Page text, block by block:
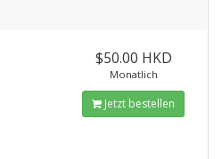
$50.00 HKD
Monatlich
Jetzt bestellen